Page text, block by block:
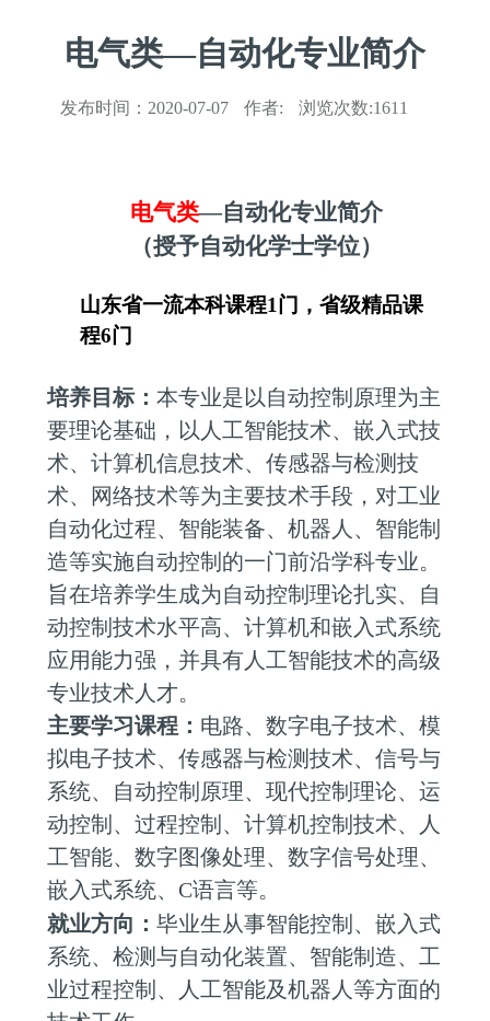
电气类—自动化专业简介
发布时间： 2020-07-07 作者: 浏览次数:1611
电气类—自动化专业简介
（授予自动化学士学位）
山东省一流本科课程1门，省级精品课
程6门
培养目标： 本专业是以自动控制原理为主
要理论基础，以人工智能技术、嵌入式技
术、计算机信息技术、传感器与检测技
术、网络技术等为主要技术手段，对工业
自动化过程、智能装备、机器人、智能制
造等实施自动控制的一门前沿学科专业。
旨在培养学生成为自动控制理论扎实、自
动控制技术水平高、计算机和嵌入式系统
应用能力强，并具有人工智能技术的高级
专业技术人才。
主要学习课程： 电路、数字电子技术、模
拟电子技术、传感器与检测技术、信号与
系统、自动控制原理、现代控制理论、运
动控制、过程控制、计算机控制技术、人
工智能、数字图像处理、数字信号处理、
嵌入式系统、 C语言等。
就业方向： 毕业生从事智能控制、嵌入式
系统、检测与自动化装置、智能制造、工
业过程控制、人工智能及机器人等方面的